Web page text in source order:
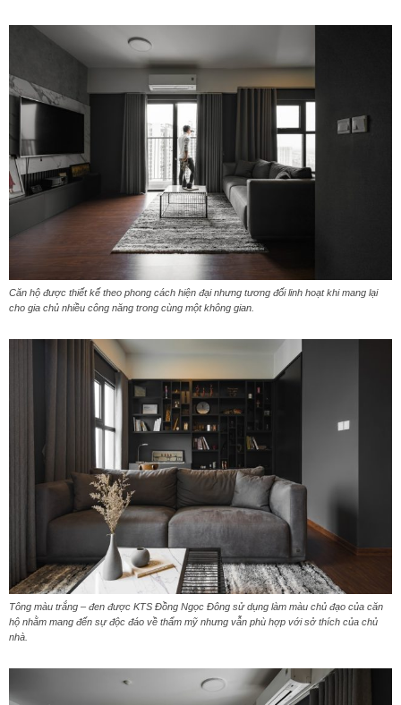
Căn hộ được thiết kế theo phong cách hiện đại nhưng tương đối linh hoạt khi mang lại
cho gia chủ nhiều công năng trong cùng một không gian.
Tông màu trắng – đen được KTS Đồng Ngọc Đông sử dụng làm màu chủ đạo của căn
hộ nhằm mang đến sự độc đáo về thẩm mỹ nhưng vẫn phù hợp với sở thích của chủ
nhà.